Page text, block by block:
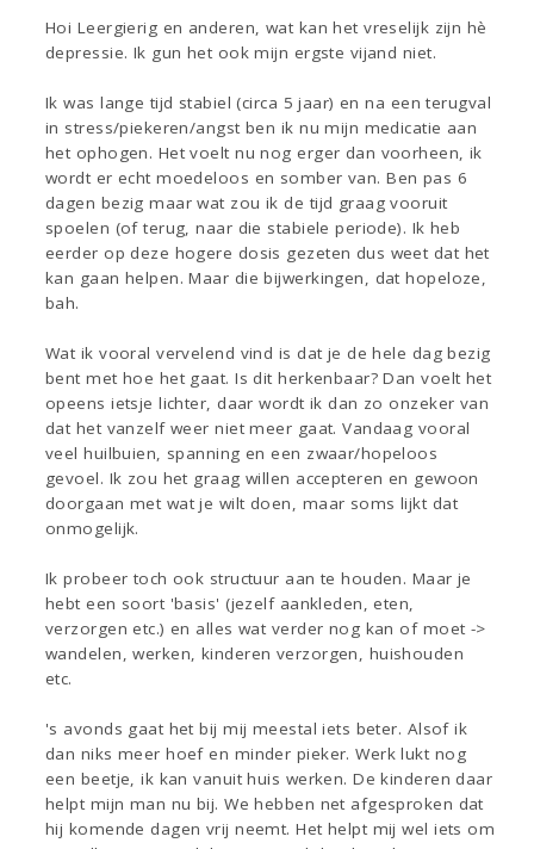
Hoi Leergierig en anderen, wat kan het vreselijk zijn hè
depressie. Ik gun het ook mijn ergste vijand niet.
Ik was lange tijd stabiel (circa 5 jaar) en na een terugval
in stress/piekeren/angst ben ik nu mijn medicatie aan
het ophogen. Het voelt nu nog erger dan voorheen, ik
wordt er echt moedeloos en somber van. Ben pas 6
dagen bezig maar wat zou ik de tijd graag vooruit
spoelen (of terug, naar die stabiele periode). Ik heb
eerder op deze hogere dosis gezeten dus weet dat het
kan gaan helpen. Maar die bijwerkingen, dat hopeloze,
bah.
Wat ik vooral vervelend vind is dat je de hele dag bezig
bent met hoe het gaat. Is dit herkenbaar? Dan voelt het
opeens ietsje lichter, daar wordt ik dan zo onzeker van
dat het vanzelf weer niet meer gaat. Vandaag vooral
veel huilbuien, spanning en een zwaar/hopeloos
gevoel. Ik zou het graag willen accepteren en gewoon
doorgaan met wat je wilt doen, maar soms lijkt dat
onmogelijk.
Ik probeer toch ook structuur aan te houden. Maar je
hebt een soort 'basis' (jezelf aankleden, eten,
verzorgen etc.) en alles wat verder nog kan of moet ->
wandelen, werken, kinderen verzorgen, huishouden
etc.
's avonds gaat het bij mij meestal iets beter. Alsof ik
dan niks meer hoef en minder pieker. Werk lukt nog
een beetje, ik kan vanuit huis werken. De kinderen daar
helpt mijn man nu bij. We hebben net afgesproken dat
hij komende dagen vrij neemt. Het helpt mij wel iets om